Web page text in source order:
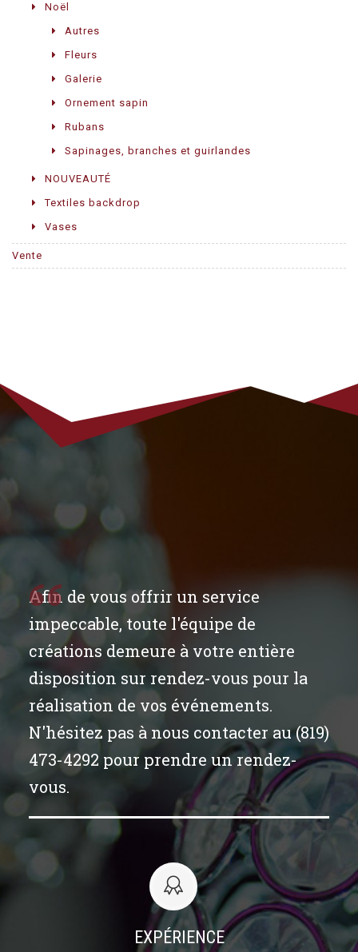
Noël
Autres
Fleurs
Galerie
Ornement sapin
Rubans
Sapinages, branches et guirlandes
NOUVEAUTÉ
Textiles backdrop
Vases
Vente
Afin de vous offrir un service
impeccable, toute l'équipe de
créations demeure à votre entière
disposition sur rendez-vous pour la
réalisation de vos événements.
N'hésitez pas à nous contacter au (819)
473-4292 pour prendre un rendez-
vous.
EXPÉRIENCE